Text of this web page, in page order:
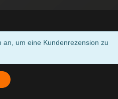
an, um eine Kundenrezension zu